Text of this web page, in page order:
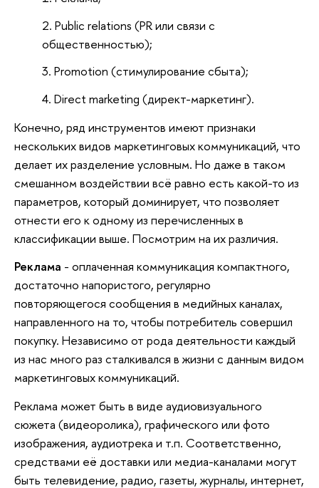
Public relations (PR или связи с
общественностью);
Promotion (стимулирование сбыта);
Direct marketing (директ-маркетинг).
Конечно, ряд инструментов имеют признаки
нескольких видов маркетинговых коммуникаций, что
делает их разделение условным. Но даже в таком
смешанном воздействии всё равно есть какой-то из
параметров, который доминирует, что позволяет
отнести его к одному из перечисленных в
классификации выше. Посмотрим на их различия.
Реклама - оплаченная коммуникация компактного,
достаточно напористого, регулярно
повторяющегося сообщения в медийных каналах,
направленного на то, чтобы потребитель совершил
покупку. Независимо от рода деятельности каждый
из нас много раз сталкивался в жизни с данным видом
маркетинговых коммуникаций.
Реклама может быть в виде аудиовизуального
сюжета (видеоролика), графического или фото
изображения, аудиотрека и т.п. Соответственно,
средствами её доставки или медиа-каналами могут
быть телевидение, радио, газеты, журналы, интернет,